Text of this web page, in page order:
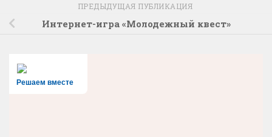
ПРЕДЫДУЩАЯ ПУБЛИКАЦИЯ
Интернет-игра «Молодежный квест»
Решаем вместе